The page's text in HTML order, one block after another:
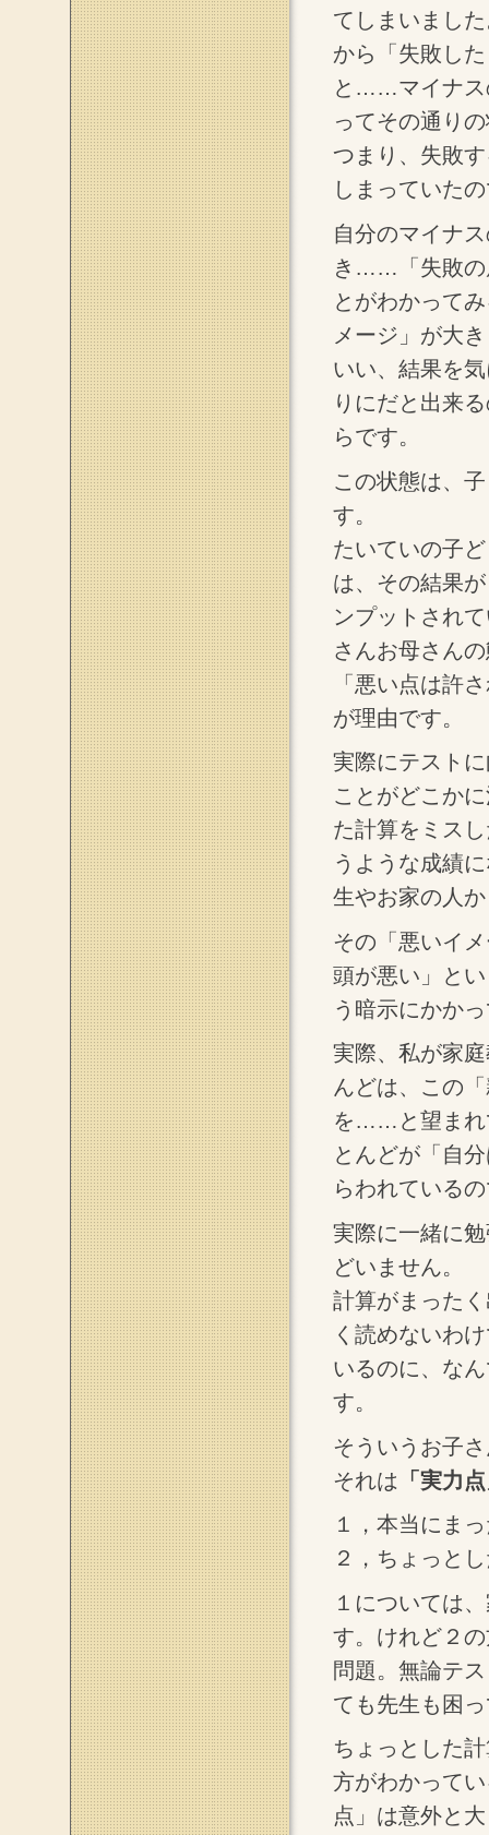
てしまいまし
から「失敗し
と……マイナス
ってその通り
つまり、失敗
しまっていた
自分のマイナ
き……「失敗の
とがわかって
メージ」が大
いい、結果を
りにだと出来
らです。
この状態は、
す。
たいていの子
は、その結果
ンプットされ
さんお母さん
「悪い点は許
が理由です。
実際にテスト
ことがどこか
た計算をミス
うような成績
生やお家の人
その「悪いイ
頭が悪い」と
う暗示にかか
実際、私が家
んどは、この
を……と望まれ
とんどが「自
らわれている
実際に一緒に
どいません。
計算がまった
く読めないわ
いるのに、な
す。
そういうお子
それは 「実力
１，本当にま
２，ちょっと
１については
す。けれど２
問題。無論テ
ても先生も困
ちょっとした
方がわかって
点」は意外と